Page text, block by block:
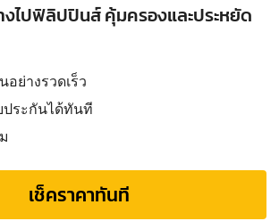
งไปฟิลิปปินส์ คุ้มครองและประหยัด
อย่างรวดเร็ว
ประกันได้ทันที
เช็คราคาทันที